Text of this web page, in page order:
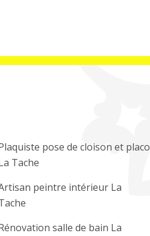
pose de cloison et placo
Tache
peintre intérieur La
salle de bain La